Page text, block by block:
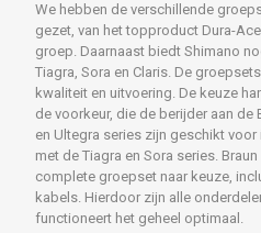
We hebben de verschillende
gezet, van het topproduct Dura-
groep. Daarnaast biedt Shimano
Tiagra, Sora en Claris. De
kwaliteit en uitvoering. De keuze
de voorkeur, die de berijder aan de
en Ultegra series zijn geschikt
met de Tiagra en Sora series.
complete groepset naar keuze,
kabels. Hierdoor zijn alle
functioneert het geheel optimaal.